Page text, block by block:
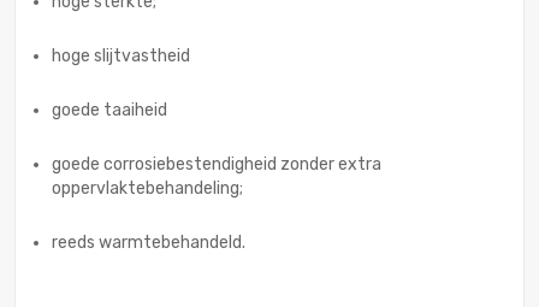
hoge slijtvastheid
goede taaiheid
goede corrosiebestendigheid zonder extra
oppervlaktebehandeling;
reeds warmtebehandeld.